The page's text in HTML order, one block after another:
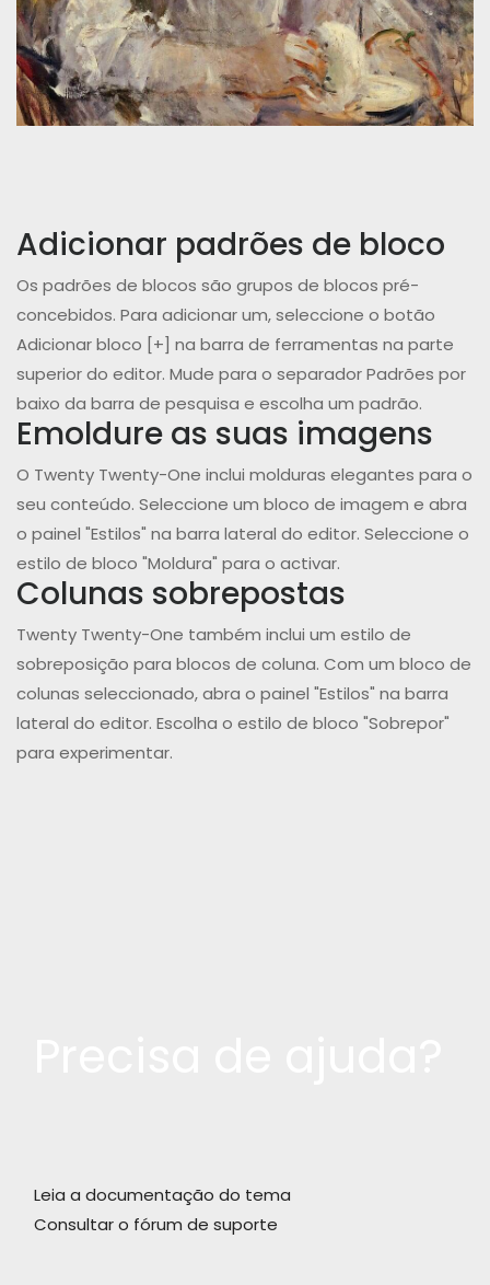
Adicionar padrões de bloco
Os padrões de blocos são grupos de blocos pré-
concebidos. Para adicionar um, seleccione o botão
Adicionar bloco [+] na barra de ferramentas na parte
superior do editor. Mude para o separador Padrões por
baixo da barra de pesquisa e escolha um padrão.
Emoldure as suas imagens
O Twenty Twenty-One inclui molduras elegantes para o
seu conteúdo. Seleccione um bloco de imagem e abra
o painel "Estilos" na barra lateral do editor. Seleccione o
estilo de bloco "Moldura" para o activar.
Colunas sobrepostas
Twenty Twenty-One também inclui um estilo de
sobreposição para blocos de coluna. Com um bloco de
colunas seleccionado, abra o painel "Estilos" na barra
lateral do editor. Escolha o estilo de bloco "Sobrepor"
para experimentar.
Leia a documentação do tema
Consultar o fórum de suporte